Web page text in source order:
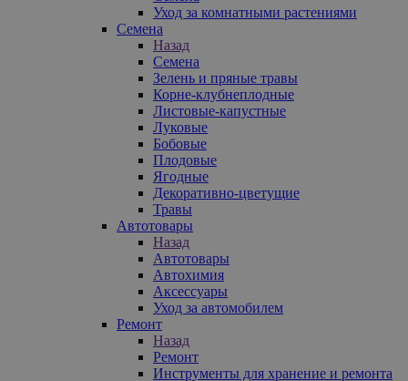
Уход за комнатными растениями
Семена
Назад
Семена
Зелень и пряные травы
Корне-клубнеплодные
Листовые-капустные
Луковые
Бобовые
Плодовые
Ягодные
Декоративно-цветущие
Травы
Автотовары
Назад
Автотовары
Автохимия
Аксессуары
Уход за автомобилем
Ремонт
Назад
Ремонт
Инструменты для хранение и ремонта